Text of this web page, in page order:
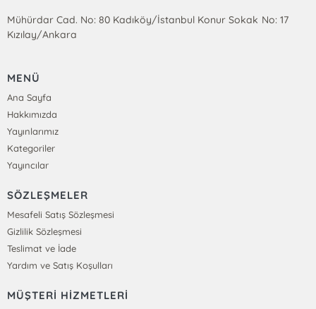
Mühürdar Cad. No: 80 Kadıköy/İstanbul Konur Sokak No: 17
Kızılay/Ankara
MENÜ
Ana Sayfa
Hakkımızda
Yayınlarımız
Kategoriler
Yayıncılar
SÖZLEŞMELER
Mesafeli Satış Sözleşmesi
Gizlilik Sözleşmesi
Teslimat ve İade
Yardım ve Satış Koşulları
MÜŞTERİ HİZMETLERİ